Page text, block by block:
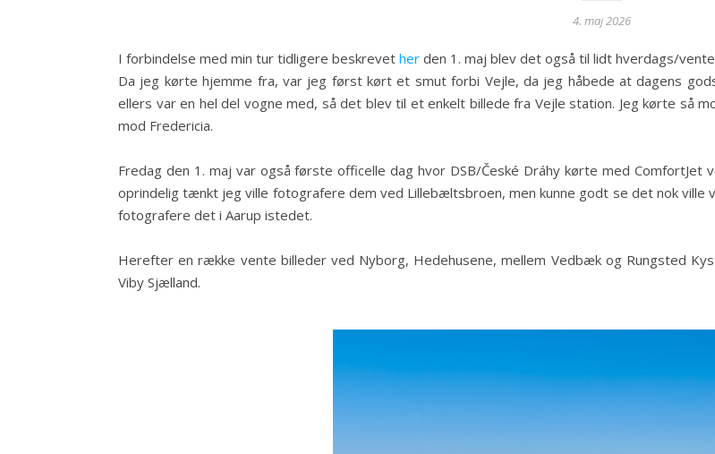
4. maj 2026
I forbindelse med min tur tidligere beskrevet her den 1. maj blev det også til lidt hverdags/
Da jeg kørte hjemme fra, var jeg først kørt et smut forbi Vejle, da jeg håbede at dagens
ellers var en hel del vogne med, så det blev til et enkelt billede fra Vejle station. Jeg kørte så
mod Fredericia.
Fredag den 1. maj var også første officelle dag hvor DSB/České Dráhy kørte med ComfortJet
oprindelig tænkt jeg ville fotografere dem ved Lillebæltsbroen, men kunne godt se det nok ville
fotografere det i Aarup istedet.
Herefter en række vente billeder ved Nyborg, Hedehusene, mellem Vedbæk og Rungsted
Viby Sjælland.